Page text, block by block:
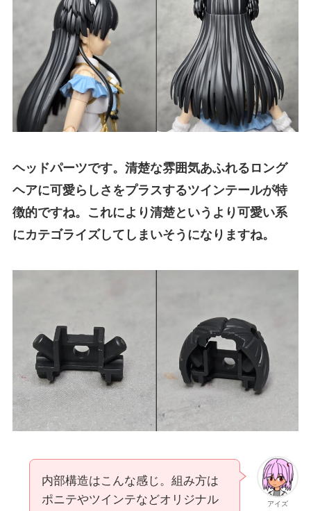
ヘッドパーツです。清楚な雰囲気あふれるロング
ヘアに可愛らしさをプラスするツインテールが特
徴的ですね。これにより清楚というより可愛い系
にカテゴライズしてしまいそうになりますね。
アイズ
内部構造はこんな感じ。組み方は
ポニテやツインテなどオリジナル